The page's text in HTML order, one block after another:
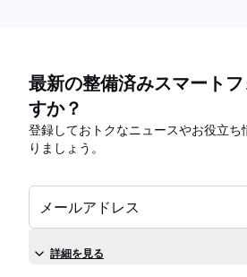
最新の整備済みスマート
すか？
登録しておトクなニュースやお役立ち
りましょう。
メールアドレス
詳細を見る